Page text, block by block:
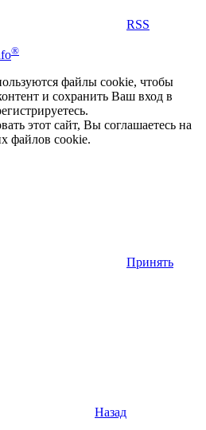
RSS
®
файлы cookie, чтобы
и сохранить Ваш вход в
этот сайт, Вы соглашаетесь на
файлов cookie.
Принять
Назад